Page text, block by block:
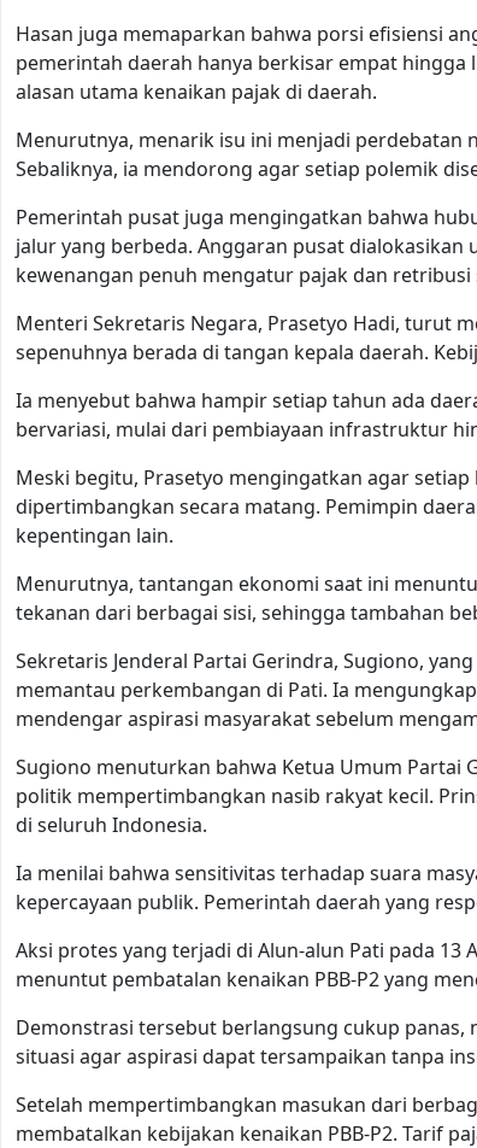
Hasan juga memaparkan bahwa porsi efisiensi
pemerintah daerah hanya berkisar empat
alasan utama kenaikan pajak di daerah.
Menurutnya, menarik isu ini menjadi perdebatan
Sebaliknya, ia mendorong agar setiap polemik
Pemerintah pusat juga mengingatkan bahwa
jalur yang berbeda. Anggaran pusat
kewenangan penuh mengatur pajak dan retribusi
Menteri Sekretaris Negara, Prasetyo Hadi, turut
sepenuhnya berada di tangan kepala daerah.
Ia menyebut bahwa hampir setiap tahun ada
bervariasi, mulai dari pembiayaan infrastruktur
Meski begitu, Prasetyo mengingatkan agar
dipertimbangkan secara matang. Pemimpin
kepentingan lain.
Menurutnya, tantangan ekonomi saat ini
tekanan dari berbagai sisi, sehingga tambahan
Sekretaris Jenderal Partai Gerindra, Sugiono,
memantau perkembangan di Pati. Ia
mendengar aspirasi masyarakat sebelum
Sugiono menuturkan bahwa Ketua Umum Partai
politik mempertimbangkan nasib rakyat kecil.
di seluruh Indonesia.
Ia menilai bahwa sensitivitas terhadap suara
kepercayaan publik. Pemerintah daerah yang
Aksi protes yang terjadi di Alun-alun Pati pada 13
menuntut pembatalan kenaikan PBB-P2 yang
Demonstrasi tersebut berlangsung cukup
situasi agar aspirasi dapat tersampaikan tanpa
Setelah mempertimbangkan masukan dari
membatalkan kebijakan kenaikan PBB-P2. Tarif